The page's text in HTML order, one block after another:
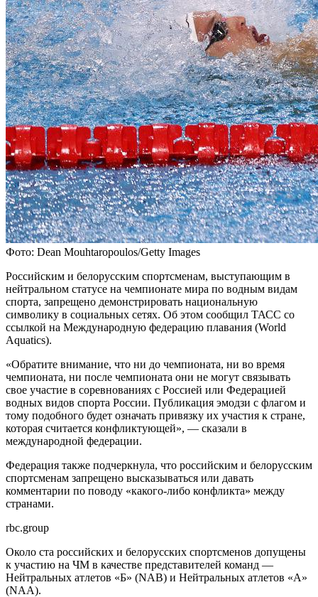
Фото: Dean Mouhtaropoulos/Getty Images
Российским и белорусским спортсменам, выступающим в
нейтральном статусе на чемпионате мира по водным видам
спорта, запрещено демонстрировать национальную
символику в социальных сетях. Об этом сообщил ТАСС со
ссылкой на Международную федерацию плавания (World
Aquatics).
«Обратите внимание, что ни до чемпионата, ни во время
чемпионата, ни после чемпионата они не могут связывать
свое участие в соревнованиях с Россией или Федерацией
водных видов спорта России. Публикация эмодзи с флагом и
тому подобного будет означать привязку их участия к стране,
которая считается конфликтующей», — сказали в
международной федерации.
Федерация также подчеркнула, что российским и белорусским
спортсменам запрещено высказываться или давать
комментарии по поводу «какого-либо конфликта» между
странами.
rbc.group
Около ста российских и белорусских спортсменов допущены
к участию на ЧМ в качестве представителей команд —
Нейтральных атлетов «Б» (NAB) и Нейтральных атлетов «А»
(NAA).